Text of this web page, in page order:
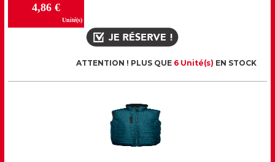
4,86 €
Unité(s)
ATTENTION ! PLUS QUE 6 Unité(s) EN STOCK